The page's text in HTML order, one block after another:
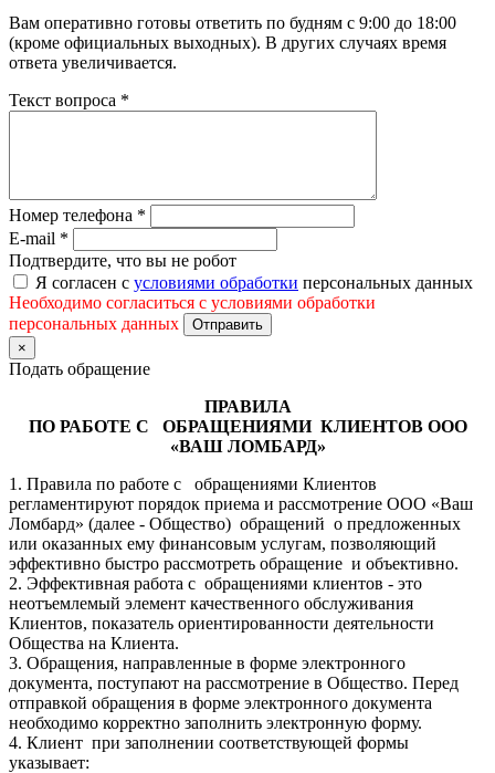
Вам оперативно готовы ответить по будням с 9:00 до 18:00
(кроме официальных выходных). В других случаях время
ответа увеличивается.
Текст вопроса *
Номер телефона *
E-mail *
Подтвердите, что вы не робот
Я согласен с условиями обработки персональных данных
Необходимо согласиться с условиями обработки
персональных данных
Отправить
×
Подать обращение
ПРАВИЛА
ПО РАБОТЕ С ОБРАЩЕНИЯМИ КЛИЕНТОВ ООО
«ВАШ ЛОМБАРД»
1. Правила по работе с обращениями Клиентов
регламентируют порядок приема и рассмотрение ООО «Ваш
Ломбард» (далее - Общество) обращений о предложенных
или оказанных ему финансовым услугам, позволяющий
эффективно быстро рассмотреть обращение и объективно.
2. Эффективная работа с обращениями клиентов - это
неотъемлемый элемент качественного обслуживания
Клиентов, показатель ориентированности деятельности
Общества на Клиента.
3. Обращения, направленные в форме электронного
документа, поступают на рассмотрение в Общество. Перед
отправкой обращения в форме электронного документа
необходимо корректно заполнить электронную форму.
4. Клиент при заполнении соответствующей формы
указывает: